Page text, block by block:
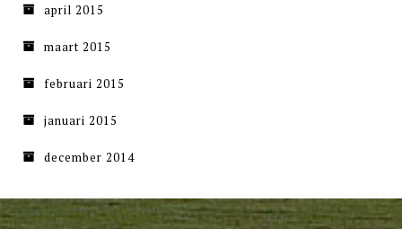
april 2015
maart 2015
februari 2015
januari 2015
december 2014